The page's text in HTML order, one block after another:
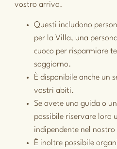
vostro arrivo.
Questi includono
per la Villa, una
cuoco per risparmiare
soggiorno.
È disponibile anche un
vostri abiti.
Se avete una guida o
possibile riservare loro
indipendente nel nostro
È inoltre possibile